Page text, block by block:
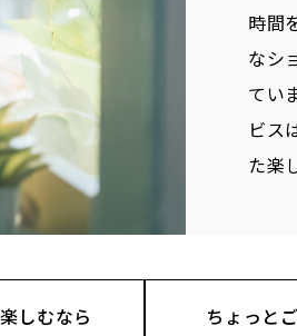
時間
なシ
てい
ビス
た楽
しむなら ちょっと